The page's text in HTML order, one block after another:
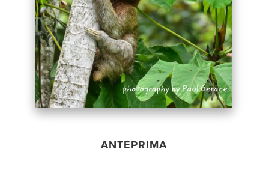
ANTEPRIMA